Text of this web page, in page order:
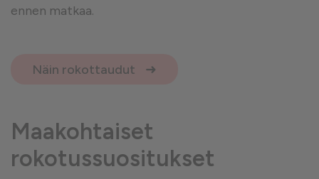
ennen matkaa.
Näin rokottaudut
Maakohtaiset
rokotussuositukset